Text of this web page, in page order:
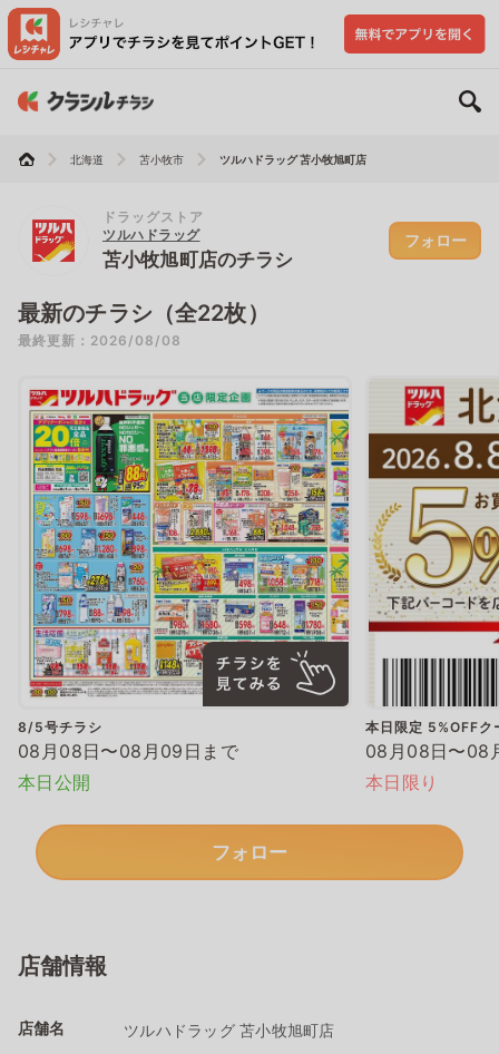
北海道 苫小牧市 ツルハドラッグ 苫小牧旭町店
ドラッグストア
ツルハドラッグ
苫小牧旭町店のチラシ
フォロー
最新のチラシ（全22枚）
最終更新：2026/08/08
8/5号チラシ
08月08日〜08月09日まで
本日公開
本日限定 5%OFFク
08月08日〜08
本日限り
フォロー
店舗情報
店舗名 ツルハドラッグ 苫小牧旭町店